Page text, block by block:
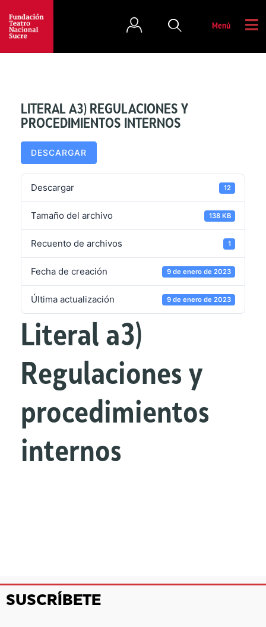
Menú
LITERAL A3) REGULACIONES Y
PROCEDIMIENTOS INTERNOS
DESCARGAR
Descargar 12
Tamaño del archivo 138 KB
Recuento de archivos 1
Fecha de creación 9 de enero de 2023
Última actualización 9 de enero de 2023
Literal a3)
Regulaciones y
procedimientos
internos
SUSCRÍBETE